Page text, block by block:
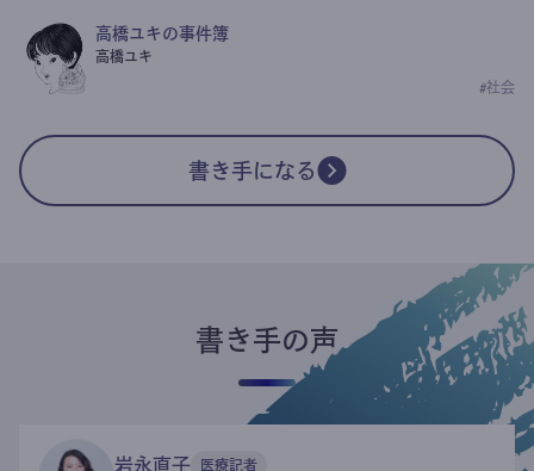
高橋ユキの事件簿
高橋ユキ
#社会
書き手になる
書き手の声
岩永直子 医療記者